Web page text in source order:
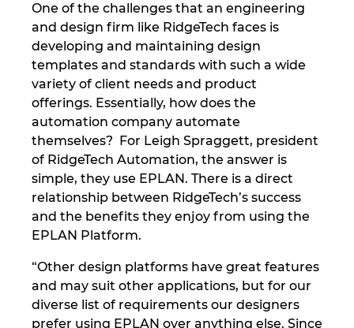
One of the challenges that an engineering
and design firm like RidgeTech faces is
developing and maintaining design
templates and standards with such a wide
variety of client needs and product
offerings. Essentially, how does the
automation company automate
themselves? For Leigh Spraggett, president
of RidgeTech Automation, the answer is
simple, they use EPLAN. There is a direct
relationship between RidgeTech’s success
and the benefits they enjoy from using the
EPLAN Platform.
“Other design platforms have great features
and may suit other applications, but for our
diverse list of requirements our designers
prefer using EPLAN over anything else. Since
United Arab Emirates
United Kingdom
United States